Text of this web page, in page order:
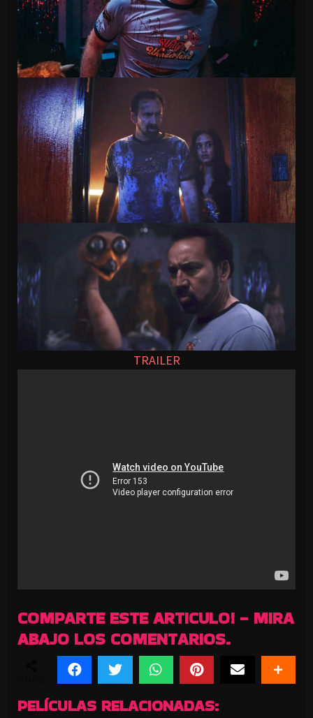
TRAILER
COMPARTE ESTE ARTICULO! - MIRA
ABAJO LOS COMENTARIOS.
PELÍCULAS RELACIONADAS: